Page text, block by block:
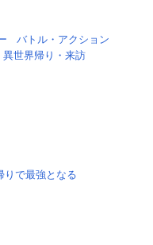
バトル・アクション
異世界帰り・来訪
りで最強となる